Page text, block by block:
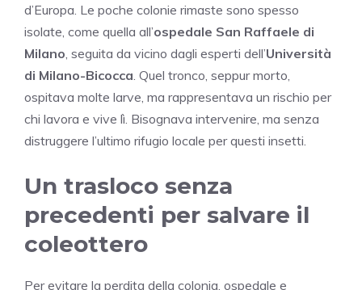
d’Europa. Le poche colonie rimaste sono spesso
isolate, come quella all’ospedale San Raffaele di
Milano , seguita da vicino dagli esperti dell’Università
di Milano-Bicocca . Quel tronco, seppur morto,
ospitava molte larve, ma rappresentava un rischio per
chi lavora e vive lì. Bisognava intervenire, ma senza
distruggere l’ultimo rifugio locale per questi insetti.
Un trasloco senza
precedenti per salvare il
coleottero
Per evitare la perdita della colonia, ospedale e